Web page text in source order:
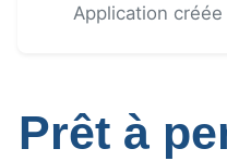
Application
Prêt à